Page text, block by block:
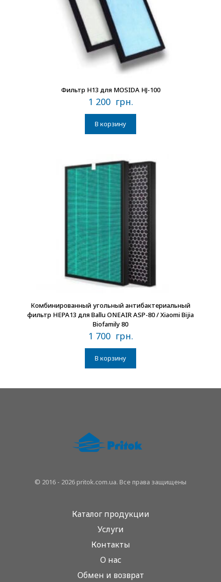
В наличии
Фильтр H13 для MOSIDA HJ-100
1 200 грн.
В корзину
В наличии
Комбинированный угольный антибактериальный
фильтр HEPA13 для Ballu ONEAIR ASP-80 / Xiaomi Bijia
Biofamily 80
1 700 грн.
В корзину
© 2016 - 2026 pritok.com.ua. Все права защищены
Каталог продукции
Услуги
Контакты
О нас
Обмен и возврат